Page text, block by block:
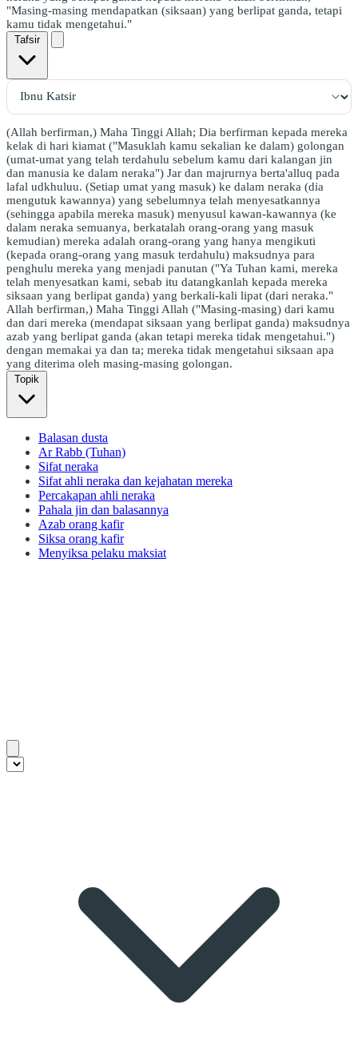
"Masing-masing mendapatkan (siksaan) yang berlipat ganda, tetapi
kamu tidak mengetahui."
Tafsir
(Allah berfirman,) Maha Tinggi Allah; Dia berfirman kepada mereka
kelak di hari kiamat ("Masuklah kamu sekalian ke dalam) golongan
(umat-umat yang telah terdahulu sebelum kamu dari kalangan jin
dan manusia ke dalam neraka") Jar dan majrurnya berta'alluq pada
lafal udkhuluu. (Setiap umat yang masuk) ke dalam neraka (dia
mengutuk kawannya) yang sebelumnya telah menyesatkannya
(sehingga apabila mereka masuk) menyusul kawan-kawannya (ke
dalam neraka semuanya, berkatalah orang-orang yang masuk
kemudian) mereka adalah orang-orang yang hanya mengikuti
(kepada orang-orang yang masuk terdahulu) maksudnya para
penghulu mereka yang menjadi panutan ("Ya Tuhan kami, mereka
telah menyesatkan kami, sebab itu datangkanlah kepada mereka
siksaan yang berlipat ganda) yang berkali-kali lipat (dari neraka."
Allah berfirman,) Maha Tinggi Allah ("Masing-masing) dari kamu
dan dari mereka (mendapat siksaan yang berlipat ganda) maksudnya
azab yang berlipat ganda (akan tetapi mereka tidak mengetahui.")
dengan memakai ya dan ta; mereka tidak mengetahui siksaan apa
yang diterima oleh masing-masing golongan.
Topik
Balasan dusta
Ar Rabb (Tuhan)
Sifat neraka
Sifat ahli neraka dan kejahatan mereka
Percakapan ahli neraka
Pahala jin dan balasannya
Azab orang kafir
Siksa orang kafir
Menyiksa pelaku maksiat